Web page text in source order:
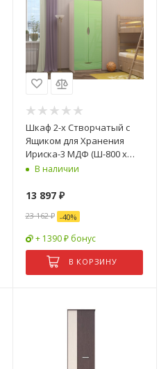
Шкаф 2-х Створчатый с
Ящиком для Хранения
Ириска-3 МДФ (Ш-800 х
В-2000 х Г-496 мм)/Разные
В наличии
13 897₽
23 162₽ -40%
+ 1390 ₽ бонус
В КОРЗИНУ